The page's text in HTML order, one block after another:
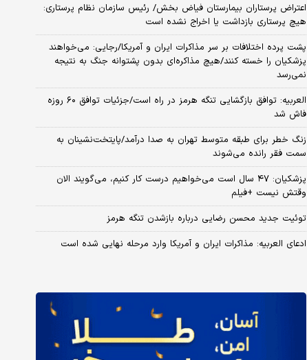
اعتراض پرستاران بیمارستان فیاض بخش/ رئیس سازمان نظام پرستاری:
هیچ پرستاری بازداشت یا اخراج نشده است
پشت پرده اختلافات بر سر مذاکرات ایران و آمریکا/رجایی: می‌خواهند
پزشکیان را خسته کنند/هیچ مذاکره‌ای بدون پشتوانه جنگ به نتیجه
نمی‌رسد
العربیه: توافق بازگشایی تنگه هرمز در راه است/جزئیات توافق ۶۰ روزه
فاش شد
زنگ خطر برای طبقه متوسط تهران به صدا درآمد/پایتخت‌نشینان به
سمت فقر رانده می‌شوند
پزشکیان: ۴۷ سال است می‌خواهیم درست کار کنیم، می‌گویند الان
وقتش نیست +فیلم
توئیت جدید محسن رضایی درباره بازشدن تنگه هرمز
ادعای العربیه: مذاکرات ایران و آمریکا وارد مرحله نهایی شده است